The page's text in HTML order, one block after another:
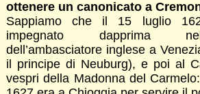
ottenere un canonicato a
Sappiamo che il 15 luglio
impegnato dapprima
dell’ambasciatore inglese a
il principe di Neuburg), e poi al
vespri della Madonna del